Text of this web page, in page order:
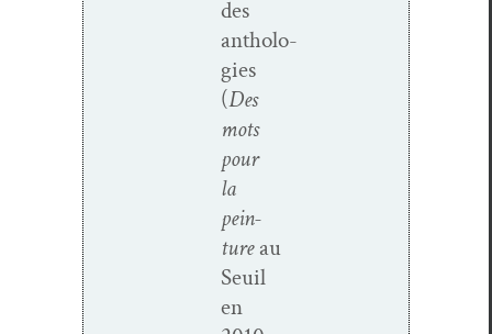
des
antholo­
gies
(Des
mots
pour
la
pein­
tureau
Seuil
en